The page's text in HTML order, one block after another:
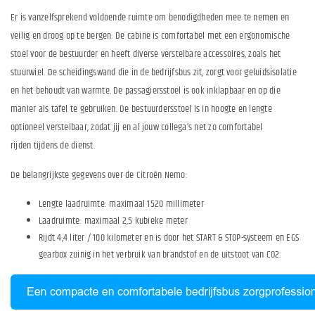
Er is vanzelfsprekend voldoende ruimte om benodigdheden mee te nemen en
veilig en droog op te bergen. De cabine is comfortabel met een ergonomische
stoel voor de bestuurder en heeft diverse verstelbare accessoires, zoals het
stuurwiel. De scheidingswand die in de bedrijfsbus zit, zorgt voor geluidsisolatie
en het behoudt van warmte. De passagiersstoel is ook inklapbaar en op die
manier als tafel te gebruiken. De bestuurdersstoel is in hoogte en lengte
optioneel verstelbaar, zodat jij en al jouw collega’s net zo comfortabel
rijden tijdens de dienst.
De belangrijkste gegevens over de Citroën Nemo:
Lengte laadruimte: maximaal 1520 millimeter
Laadruimte: maximaal 2,5 kubieke meter
Rijdt 4,4 liter / 100 kilometer en is door het START & STOP-systeem en EGS
gearbox zuinig in het verbruik van brandstof en de uitstoot van CO2.